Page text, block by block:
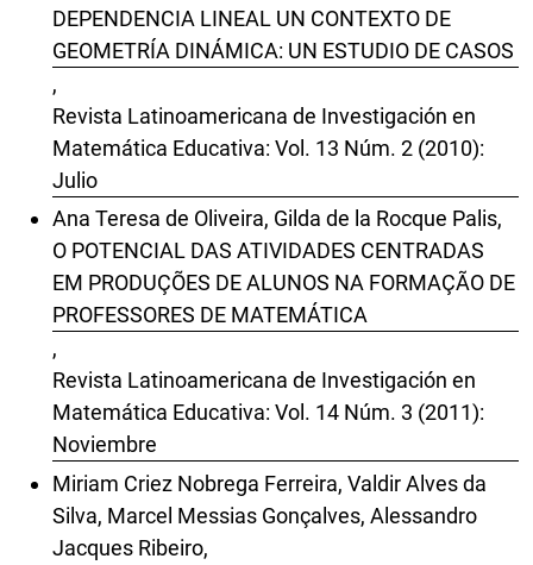
DEPENDENCIA LINEAL UN CONTEXTO DE
GEOMETRÍA DINÁMICA: UN ESTUDIO DE CASOS
,
Revista Latinoamericana de Investigación en
Matemática Educativa: Vol. 13 Núm. 2 (2010):
Julio
Ana Teresa de Oliveira, Gilda de la Rocque Palis,
O POTENCIAL DAS ATIVIDADES CENTRADAS
EM PRODUÇÕES DE ALUNOS NA FORMAÇÃO DE
PROFESSORES DE MATEMÁTICA
,
Revista Latinoamericana de Investigación en
Matemática Educativa: Vol. 14 Núm. 3 (2011):
Noviembre
Miriam Criez Nobrega Ferreira, Valdir Alves da
Silva, Marcel Messias Gonçalves, Alessandro
Jacques Ribeiro,